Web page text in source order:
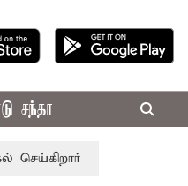
சந்தா
முதல்-அமைச்சர்